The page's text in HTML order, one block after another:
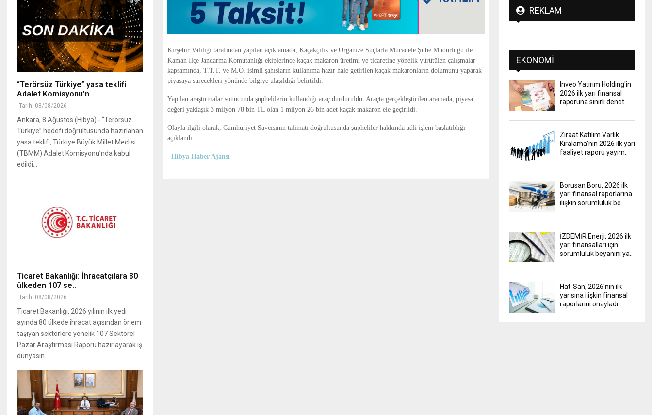
Kırşehir Valiliği tarafından yapılan açıklamada, Kaçakçılık ve Organize Suçlarla Mücadele Şube Müdürlüğü ile
Kaman İlçe Jandarma Komutanlığı ekiplerince kaçak makaron üretimi ve ticaretine yönelik yürütülen çalışmalar
kapsamında, T.T.T. ve M.Ö. isimli şahısların kullanıma hazır hale getirilen kaçak makaronların dolumunu yaparak
piyasaya sürecekleri yönünde bilgiye ulaşıldığı belirtildi.
Yapılan araştırmalar sonucunda şüphelilerin kullandığı araç durduruldu. Araçta gerçekleştirilen aramada, piyasa
değeri yaklaşık 3 milyon 78 bin TL olan 1 milyon 26 bin adet kaçak makaron ele geçirildi.
Olayla ilgili olarak, Cumhuriyet Savcısının talimatı doğrultusunda şüpheliler hakkında adli işlem başlatıldığı
açıklandı.
Hibya Haber Ajansı
“Terörsüz Türkiye” yasa teklifi
Adalet Komisyonu’n..
Tarih: 08/08/2026
Ankara, 8 Ağustos (Hibya) - “Terörsüz
Türkiye” hedefi doğrultusunda hazırlanan
yasa teklifi, Türkiye Büyük Millet Meclisi
(TBMM) Adalet Komisyonu’nda kabul
edildi...
Ticaret Bakanlığı: İhracatçılara 80
ülkeden 107 se..
Tarih: 08/08/2026
Ticaret Bakanlığı, 2026 yılının ilk yedi
ayında 80 ülkede ihracat açısından önem
taşıyan sektörlere yönelik 107 Sektörel
Pazar Araştırması Raporu hazırlayarak iş
dünyasın..
REKLAM
EKONOMI
Inveo Yatırım Holding'in
2026 ilk yarı finansal
raporuna sınırlı denet..
Ziraat Katılım Varlık
Kiralama'nın 2026 ilk yarı
faaliyet raporu yayım..
Borusan Boru, 2026 ilk
yarı finansal raporlarına
ilişkin sorumluluk be..
İZDEMİR Enerji, 2026 ilk
yarı finansalları için
sorumluluk beyanını ya..
Hat-San, 2026'nın ilk
yarısına ilişkin finansal
raporlarını onayladı..